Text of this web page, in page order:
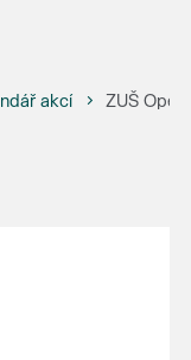
akcí ZUŠ